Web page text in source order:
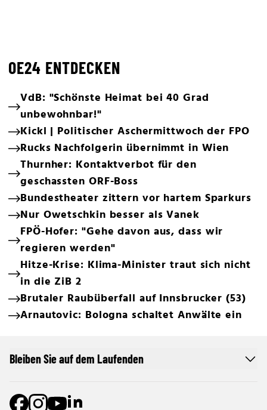
OE24 ENTDECKEN
VdB: "Schönste Heimat bei 40 Grad
unbewohnbar!"
Kickl | Politischer Aschermittwoch der FPO
Rucks Nachfolgerin übernimmt in Wien
Thurnher: Kontaktverbot für den
geschassten ORF-Boss
Bundestheater zittern vor hartem Sparkurs
Nur Owetschkin besser als Vanek
FPÖ-Hofer: "Gehe davon aus, dass wir
regieren werden"
Hitze-Krise: Klima-Minister traut sich nicht
in die ZiB 2
Brutaler Raubüberfall auf Innsbrucker (53)
Arnautovic: Bologna schaltet Anwälte ein
Bleiben Sie auf dem Laufenden